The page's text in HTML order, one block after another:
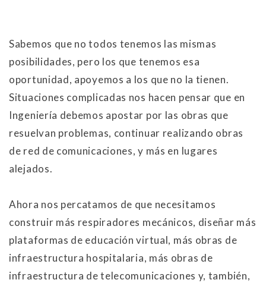
Sabemos que no todos tenemos las mismas
posibilidades, pero los que tenemos esa
oportunidad, apoyemos a los que no la tienen.
Situaciones complicadas nos hacen pensar que en
Ingeniería debemos apostar por las obras que
resuelvan problemas, continuar realizando obras
de red de comunicaciones, y más en lugares
alejados.
Ahora nos percatamos de que necesitamos
construir más respiradores mecánicos, diseñar más
plataformas de educación virtual, más obras de
infraestructura hospitalaria, más obras de
infraestructura de telecomunicaciones y, también,